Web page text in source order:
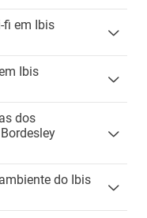
fi em Ibis
Ibis
dos
do Ibis